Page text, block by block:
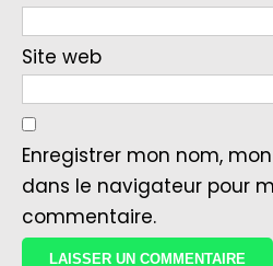
Site web
Enregistrer mon nom,
dans le navigateur pour
commentaire.